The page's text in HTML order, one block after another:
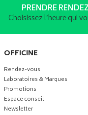
PRENDRE
Choisissez l’heure qui
OFFICINE
Rendez-vous
Laboratoires & Marques
Promotions
Espace conseil
Newsletter